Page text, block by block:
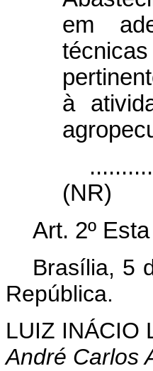
em
à
(NR)
Art. 2º
Brasília, 5
República.
LUIZ INÁCIO
André Carlos